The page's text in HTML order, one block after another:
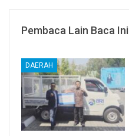
Pembaca Lain Baca Ini
DAERAH